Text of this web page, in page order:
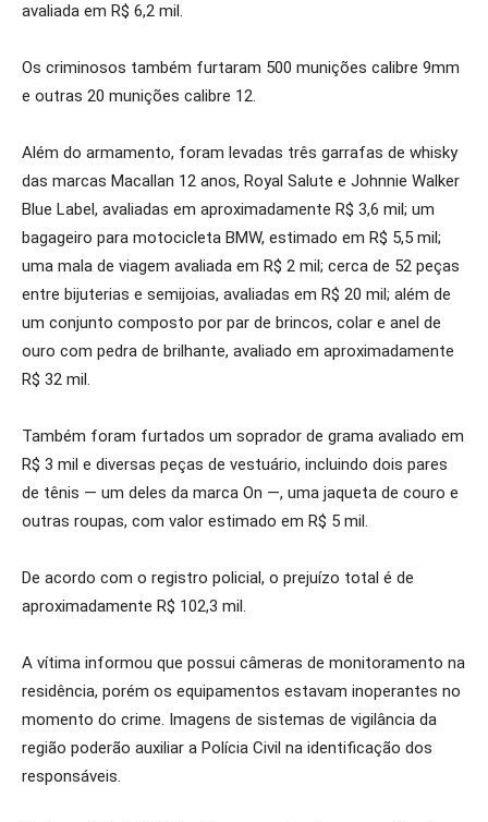
avaliada em R$ 6,2 mil.
Os criminosos também furtaram 500 munições calibre 9mm
e outras 20 munições calibre 12.
Além do armamento, foram levadas três garrafas de whisky
das marcas Macallan 12 anos, Royal Salute e Johnnie Walker
Blue Label, avaliadas em aproximadamente R$ 3,6 mil; um
bagageiro para motocicleta BMW, estimado em R$ 5,5 mil;
uma mala de viagem avaliada em R$ 2 mil; cerca de 52 peças
entre bijuterias e semijoias, avaliadas em R$ 20 mil; além de
um conjunto composto por par de brincos, colar e anel de
ouro com pedra de brilhante, avaliado em aproximadamente
R$ 32 mil.
Também foram furtados um soprador de grama avaliado em
R$ 3 mil e diversas peças de vestuário, incluindo dois pares
de tênis — um deles da marca On —, uma jaqueta de couro e
outras roupas, com valor estimado em R$ 5 mil.
De acordo com o registro policial, o prejuízo total é de
aproximadamente R$ 102,3 mil.
A vítima informou que possui câmeras de monitoramento na
residência, porém os equipamentos estavam inoperantes no
momento do crime. Imagens de sistemas de vigilância da
região poderão auxiliar a Polícia Civil na identificação dos
responsáveis.